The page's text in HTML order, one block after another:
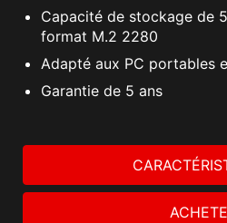
Capacité de stockage de
format M.2 2280
Adapté aux PC portables
Garantie de 5 ans